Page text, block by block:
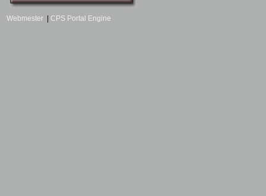
Webmester CPS Portal Engine